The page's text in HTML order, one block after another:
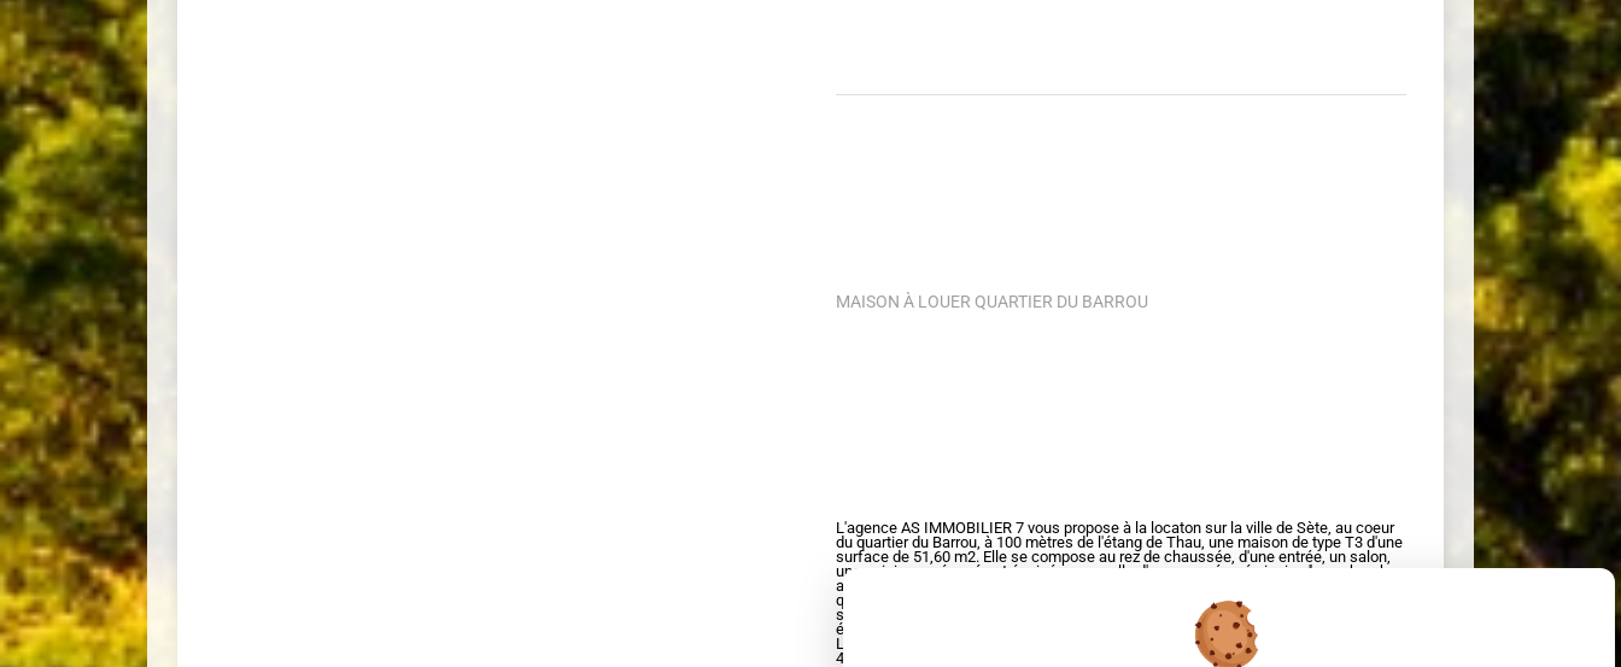
MAISON À LOUER QUARTIER DU BARROU
L'agence AS IMMOBILIER 7 vous propose à la locaton sur la ville de Sète, au coeur
du quartier du Barrou, à 100 mètres de l'étang de Thau, une maison de type T3 d'une
surface de 51,60 m2. Elle se compose au rez de chaussée, d'une entrée, un salon,
une cuisine aménagée et équipée, une salle d'eau, wc séparé ainsi qu''une chambre
avec placard. A l'étage vous trouverez une deuxième chambre avec placard ainsi
qu'un coin nuit ou bureau. Pour votre confort vous disposez d'un jardin arboré d'une
surface de plus de 300 m2 sur lequel vous trouverez une cuisine d'été, pouvant
également servire de rangement. Ce bien est loué entièrement meublé et équipé.
Literie neuve ! Pour plus de renseignements, vous pouveznous contacter au 04 34
45 52 33. Bien meublé Loyer: 1 000.00 €* Dont charges forfaitaires : 150 € par mois